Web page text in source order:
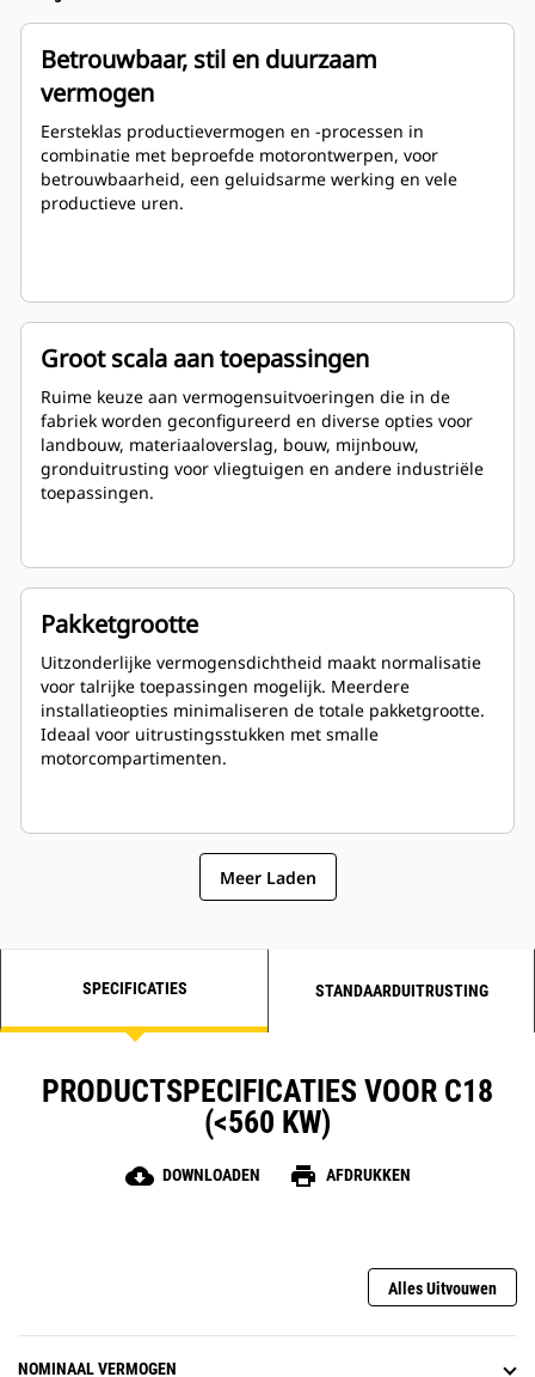
Betrouwbaar, stil en duurzaam
vermogen
Eersteklas productievermogen en -processen in
combinatie met beproefde motorontwerpen, voor
betrouwbaarheid, een geluidsarme werking en vele
productieve uren.
Groot scala aan toepassingen
Ruime keuze aan vermogensuitvoeringen die in de
fabriek worden geconfigureerd en diverse opties voor
landbouw, materiaaloverslag, bouw, mijnbouw,
gronduitrusting voor vliegtuigen en andere industriële
toepassingen.
Pakketgrootte
Uitzonderlijke vermogensdichtheid maakt normalisatie
voor talrijke toepassingen mogelijk. Meerdere
installatieopties minimaliseren de totale pakketgrootte.
Ideaal voor uitrustingsstukken met smalle
motorcompartimenten.
Meer Laden
SPECIFICATIES STANDAARDUITRUSTING
PRODUCTSPECIFICATIES VOOR C18
(<560 KW)
cloud_download DOWNLOADEN print AFDRUKKEN
Alles Uitvouwen
NOMINAAL VERMOGEN